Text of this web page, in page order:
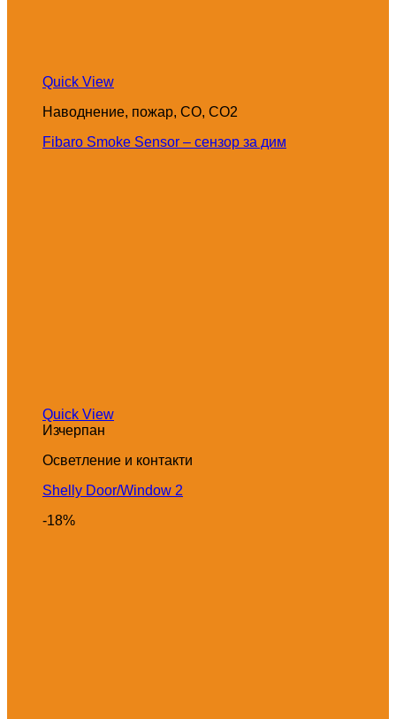
Quick View
Наводнение, пожар, CO, CO2
Fibaro Smoke Sensor – сензор за дим
Quick View
Изчерпан
Осветление и контакти
Shelly Door/Window 2
-18%